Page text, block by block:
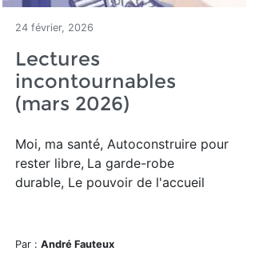
24 février, 2026
Lectures
incontournables
(mars 2026)
Moi, ma santé, Autoconstruire pour
rester libre, La garde-robe
durable, Le pouvoir de l'accueil
Par : André Fauteux